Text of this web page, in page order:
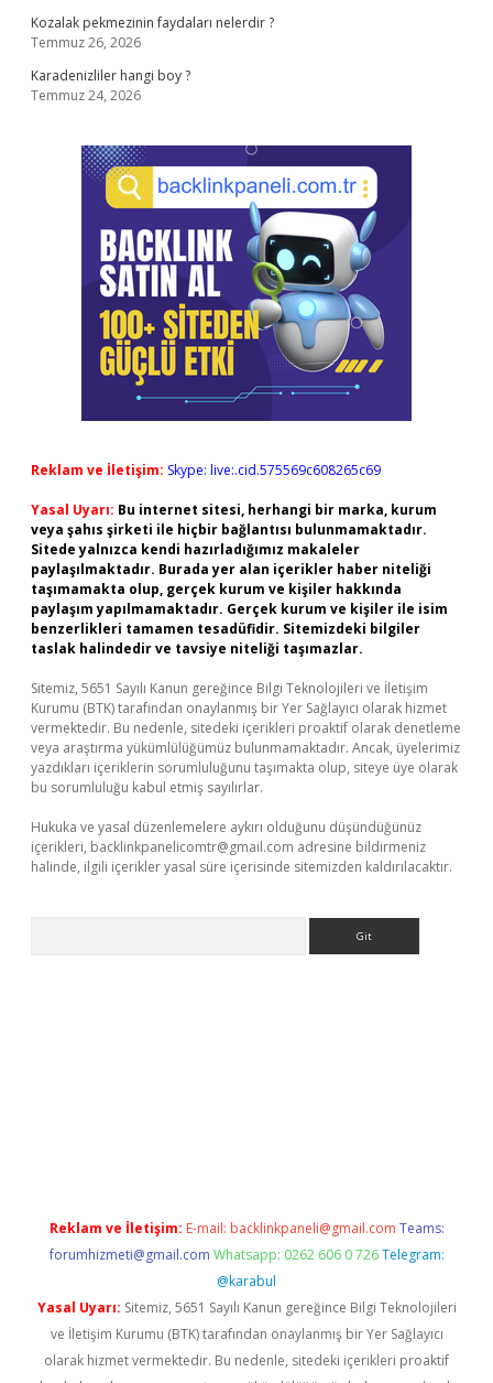
Kozalak pekmezinin faydaları nelerdir ?
Temmuz 26, 2026
Karadenizliler hangi boy ?
Temmuz 24, 2026
Reklam ve İletişim: Skype: live:.cid.575569c608265c69
Yasal Uyarı: Bu internet sitesi, herhangi bir marka, kurum
veya şahıs şirketi ile hiçbir bağlantısı bulunmamaktadır.
Sitede yalnızca kendi hazırladığımız makaleler
paylaşılmaktadır. Burada yer alan içerikler haber niteliği
taşımamakta olup, gerçek kurum ve kişiler hakkında
paylaşım yapılmamaktadır. Gerçek kurum ve kişiler ile isim
benzerlikleri tamamen tesadüfidir. Sitemizdeki bilgiler
taslak halindedir ve tavsiye niteliği taşımazlar.
Sitemiz, 5651 Sayılı Kanun gereğince Bilgi Teknolojileri ve İletişim
Kurumu (BTK) tarafından onaylanmış bir Yer Sağlayıcı olarak hizmet
vermektedir. Bu nedenle, sitedeki içerikleri proaktif olarak denetleme
veya araştırma yükümlülüğümüz bulunmamaktadır. Ancak, üyelerimiz
yazdıkları içeriklerin sorumluluğunu taşımakta olup, siteye üye olarak
bu sorumluluğu kabul etmiş sayılırlar.
Hukuka ve yasal düzenlemelere aykırı olduğunu düşündüğünüz
içerikleri, backlinkpanelicomtr@gmail.com adresine bildirmeniz
halinde, ilgili içerikler yasal süre içerisinde sitemizden kaldırılacaktır.
Reklam ve İletişim: E-mail: backlinkpaneli@gmail.com Teams:
forumhizmeti@gmail.com Whatsapp: 0262 606 0 726 Telegram:
@karabul
Yasal Uyarı: Sitemiz, 5651 Sayılı Kanun gereğince Bilgi Teknolojileri
ve İletişim Kurumu (BTK) tarafından onaylanmış bir Yer Sağlayıcı
olarak hizmet vermektedir. Bu nedenle, sitedeki içerikleri proaktif